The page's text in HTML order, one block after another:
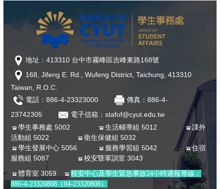
地址：413310 台中市霧峰區吉峰東路168號
168, Jifeng E. Rd., Wufeng District, Taichung, 413310
Taiwan, R.O.C.
電話：886-4-23323000
傳真：886-4-
23742305
電子信箱：stafof@cyut.edu.tw
學生事務處 5002
生活輔導組 5012
課外
活動組 5022
衛生保健組 5032
學生發展中心 5056
服務學習組 5042
住宿
服務組 5087
校安暨軍訓室 3043
體育室 3059
校安中心及學生緊急事故24小時通報專線：
886-4-23320808（04-23320808）